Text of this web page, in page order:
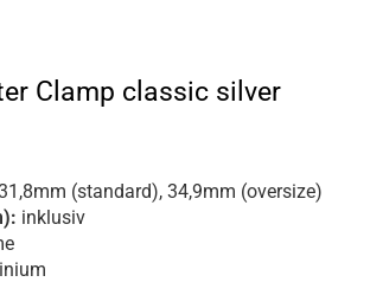
Clamp classic silver
(standard), 34,9mm (oversize)
inklusiv